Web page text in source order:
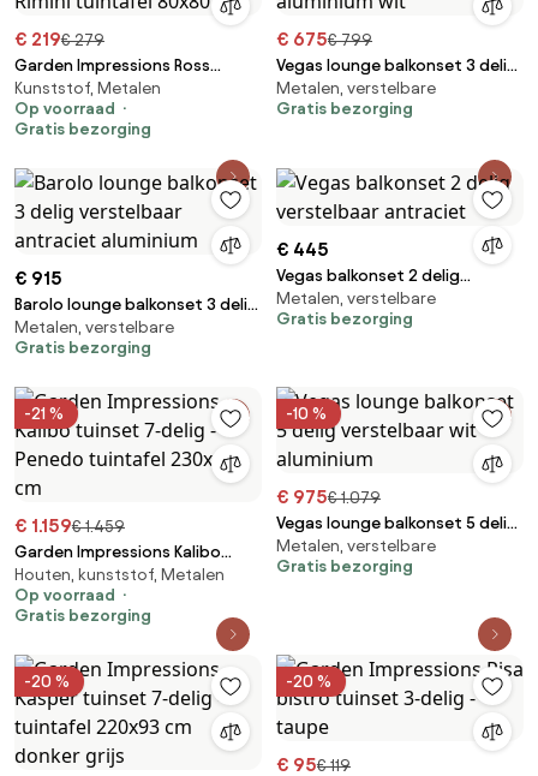
€ 219€ 279
Garden Impressions Ross
tuinset zwart 3-delig - Rimini
tuintafel 80x80 cm
Kunststof, Metalen
Op voorraad
Gratis bezorging
€ 675€ 799
Vegas lounge balkonset 3 delig
verstelbaar aluminium wit
Metalen, verstelbare
Gratis bezorging
€ 915
Barolo lounge balkonset 3 delig
verstelbaar antraciet
aluminium
Metalen, verstelbare
Gratis bezorging
€ 445
Vegas balkonset 2 delig
verstelbaar antraciet
Metalen, verstelbare
Gratis bezorging
-21 %
€ 1.159€ 1.459
Garden Impressions Kalibo
tuinset 7-delig - Penedo
tuintafel 230x100 cm
Houten, kunststof, Metalen
Op voorraad
Gratis bezorging
-10 %
€ 975€ 1.079
Vegas lounge balkonset 5 delig
verstelbaar wit aluminium
Metalen, verstelbare
Gratis bezorging
-20 % -20 %
€ 95€ 119